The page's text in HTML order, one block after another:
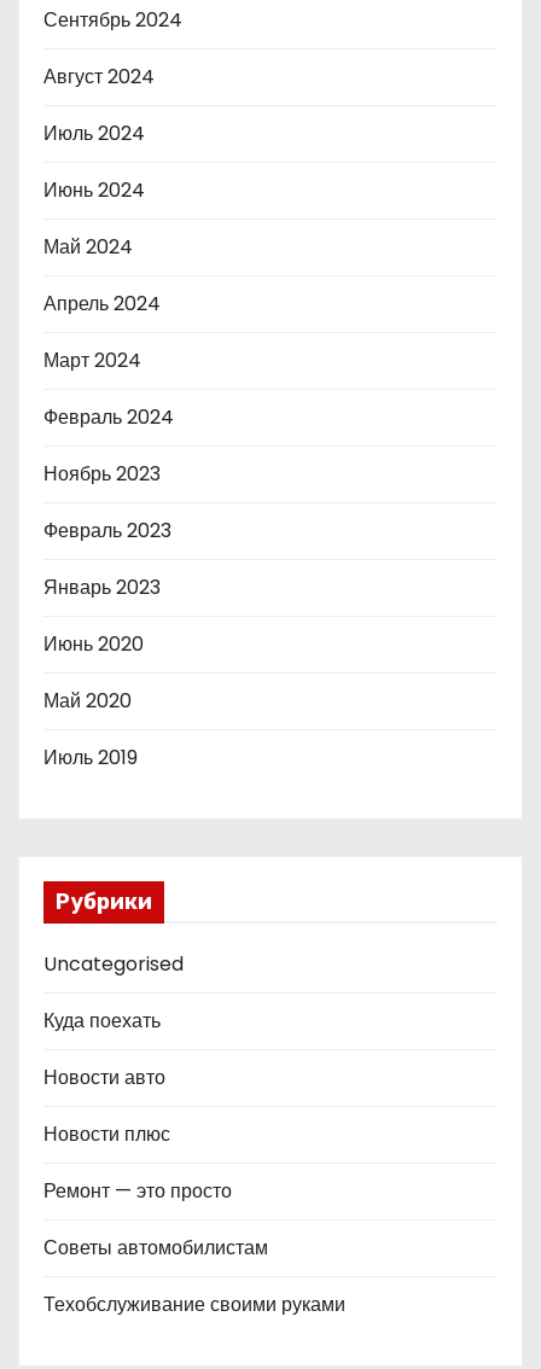
Сентябрь 2024
Август 2024
Июль 2024
Июнь 2024
Май 2024
Апрель 2024
Март 2024
Февраль 2024
Ноябрь 2023
Февраль 2023
Январь 2023
Июнь 2020
Май 2020
Июль 2019
Рубрики
Uncategorised
Куда поехать
Новости авто
Новости плюс
Ремонт — это просто
Советы автомобилистам
Техобслуживание своими руками